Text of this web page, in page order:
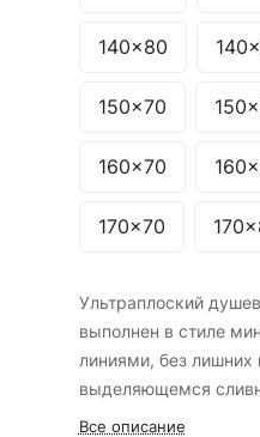
140x80
150x70
160x70
170x70
Ультраплоский
выполнен в стиле
линиями, без лишних
выделяющемся
подчеркивает
Все описание